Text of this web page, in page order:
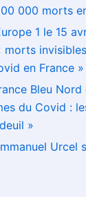
000 morts
1 le 15
morts
en France »
Bleu
du Covid :
»
Urcel